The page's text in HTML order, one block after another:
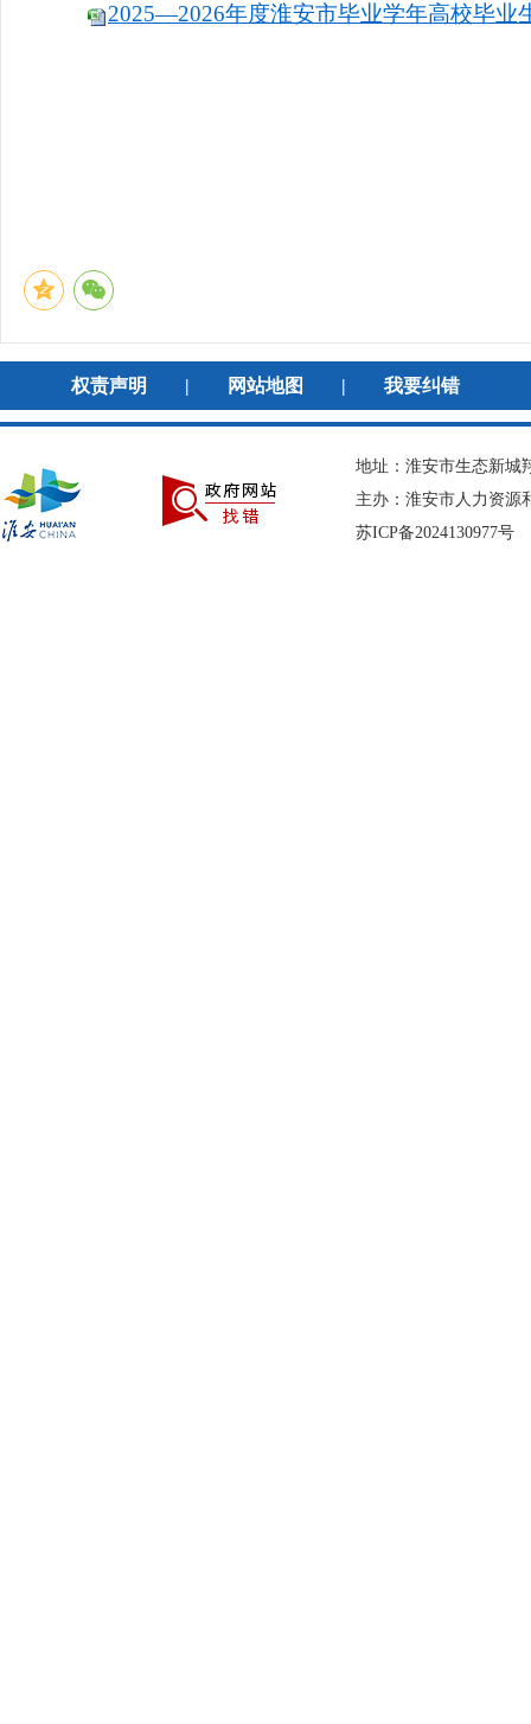
2025—2026年度淮安市毕业学年高校毕业
权责声明 | 网站地图 | 我要纠错
地址：淮安市生态新
主办：淮安市人力资
苏ICP备2024130977号